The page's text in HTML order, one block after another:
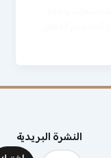
النشرة البريدية
email